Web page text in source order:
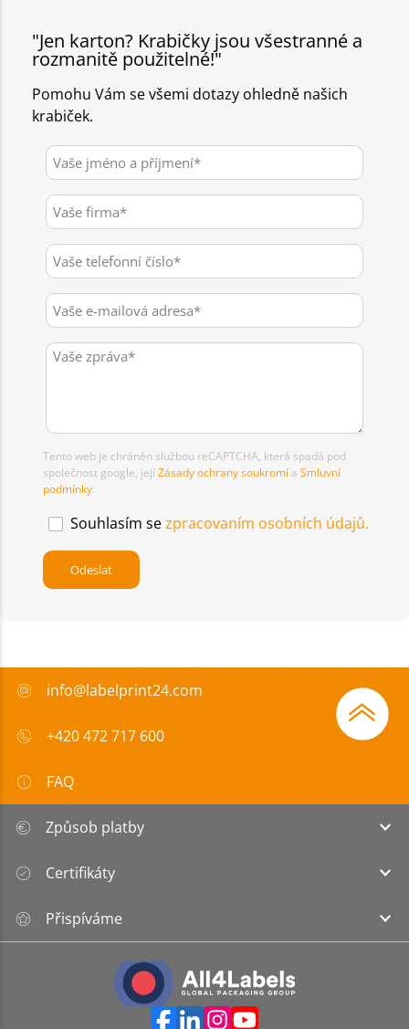
"Jen karton? Krabičky jsou všestranné a
rozmanitě použitelné!"
Pomohu Vám se všemi dotazy ohledně našich
krabiček.
Tento web je chráněn službou reCAPTCHA, která spadá pod
společnost google, jejíZásady ochrany soukromí a Smluvní
podmínky.
Souhlasím sezpracovaním osobních údajů.
info@labelprint24.com
+420 472 717 600
FAQ
Způsob platby
Certifikáty
Přispíváme